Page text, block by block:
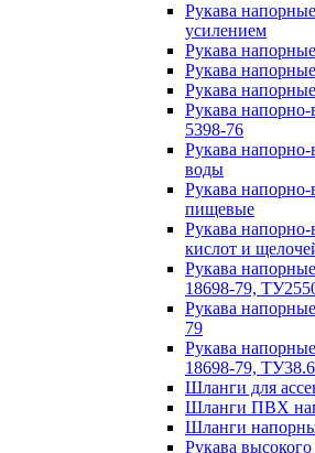
Рукава
усилением
Рукава
Рукава
Рукава
Рукава
5398-76
Рукава
воды
Рукава
пищевые
Рукава
кислот и
Рукава
18698-79,
Рукава
79
Рукава
18698-79,
Шланги для
Шланги ПВХ
Шланги
Рукава